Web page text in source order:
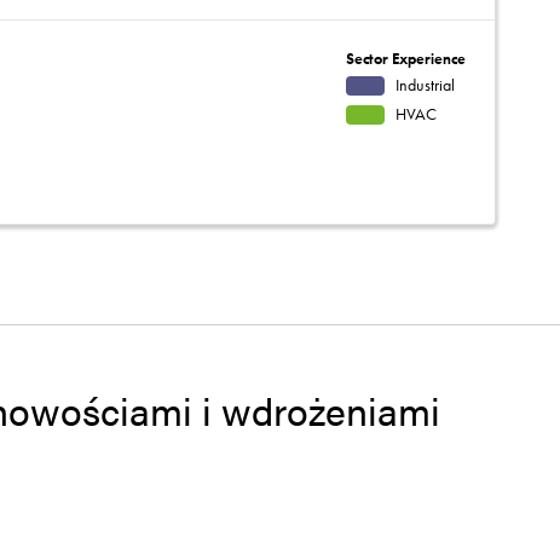
Sector Experience
Industrial
HVAC
i wdrożeniami